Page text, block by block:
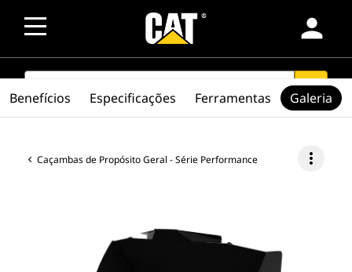
person
SEARCH search
Caçambas de Propósito Geral - Série Performance more_vert
Benefícios Especificações Ferramentas Galeria